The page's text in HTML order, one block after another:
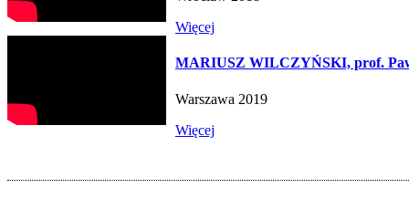
Więcej
MARIUSZ WILCZYŃSKI, prof.
Warszawa 2019
Więcej